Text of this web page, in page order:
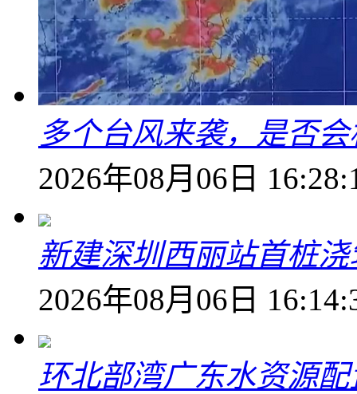
多个台风来袭，是否
2026年08月06日
新建深圳西丽站首桩
2026年08月06日
环北部湾广东水资源